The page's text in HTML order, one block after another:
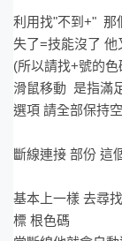
利用找"不到+" 那
失了=技能沒了 他
(所以請找+號的
滑鼠移動 是指滿
選項 請全部保持
斷線連接 部份 這
基本上一樣 去尋
標 根色碼